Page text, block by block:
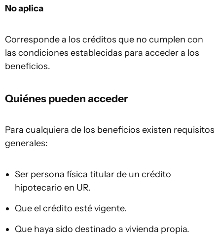
No aplica
Corresponde a los créditos que no cumplen con
las condiciones establecidas para acceder a los
beneficios.
Quiénes pueden acceder
Para cualquiera de los beneficios existen requisitos
generales:
Ser persona física titular de un crédito
hipotecario en UR.
Que el crédito esté vigente.
Que haya sido destinado a vivienda propia.